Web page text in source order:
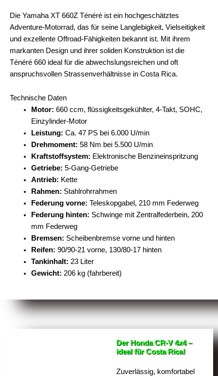
Die Yamaha XT 660Z Ténéré ist ein hochgeschätztes
Adventure-Motorrad, das für seine Langlebigkeit, Vielseitigkeit
und exzellente Offroad-Fähigkeiten bekannt ist. Mit ihrem
markanten Design und ihrer soliden Konstruktion ist die
Ténéré 660 ideal für die abwechslungsreichen und oft
anspruchsvollen Strassenverhältnisse in Costa Rica.
Technische Daten
Motor: 660 ccm, flüssigkeitsgekühlter, 4-Takt, SOHC,
Einzylinder-Motor
Leistung: Ca. 47 PS bei 6.000 U/min
Drehmoment: 58 Nm bei 5.500 U/min
Kraftstoffsystem: Elektronische Benzineinspritzung
Getriebe: 5-Gang-Getriebe
Antrieb: Kette
Rahmen: Stahlrohrrahmen
Federung vorne: Teleskopgabel, 210 mm Federweg
Federung hinten: Schwinge mit Zentralfederbein, 200
mm Federweg
Bremsen: Scheibenbremse vorne und hinten
Reifen: 90/90-21 vorne, 130/80-17 hinten
Tankinhalt: 23 Liter
Gewicht: 206 kg (fahrbereit)
Der Honda CR-V 4x4 –
ideal für Costa Rica!
Zuverlässig, komfortabel